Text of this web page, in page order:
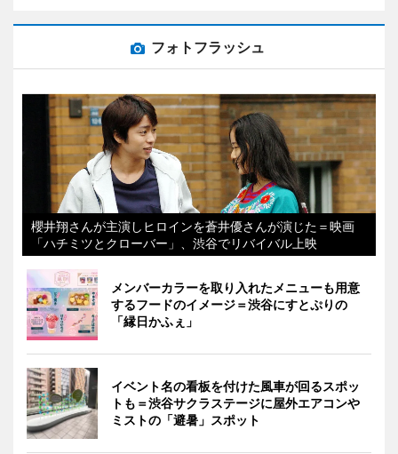
フォトフラッシュ
櫻井翔さんが主演しヒロインを蒼井優さんが演じた＝映画
「ハチミツとクローバー」、渋谷でリバイバル上映
メンバーカラーを取り入れたメニューも用意
するフードのイメージ＝渋谷にすとぷりの
「縁日かふぇ」
イベント名の看板を付けた風車が回るスポッ
トも＝渋谷サクラステージに屋外エアコンや
ミストの「避暑」スポット